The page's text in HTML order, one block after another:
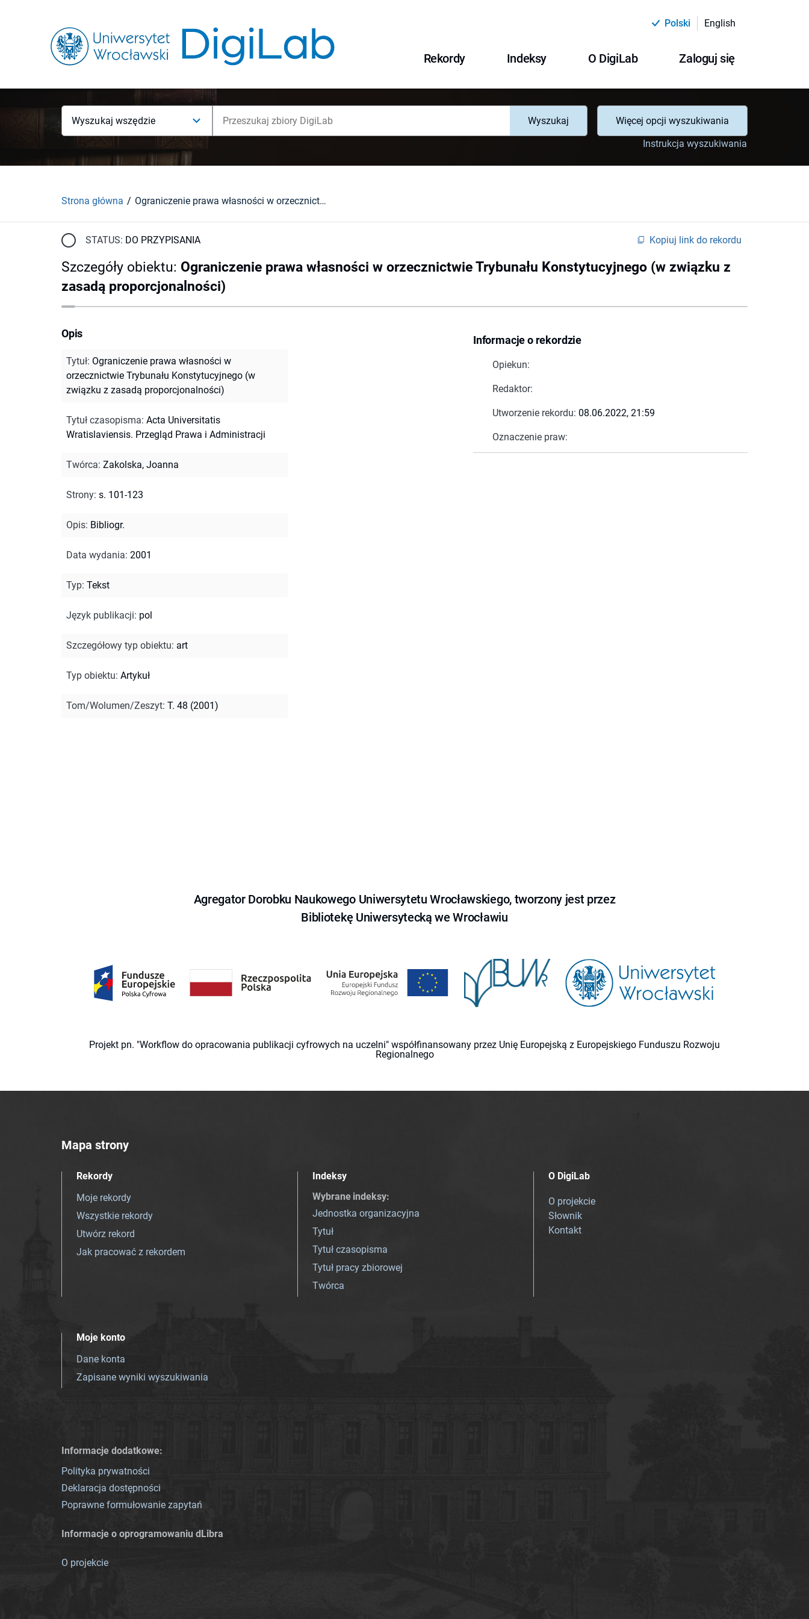
Polski English
Rekordy Indeksy O DigiLab Zaloguj się
Wyszukaj wszędzie Wyszukaj
Więcej opcji wyszukiwania
Instrukcja wyszukiwania
Strona główna Ograniczenie prawa własności w orzecznictwie Trybunału Konstytucyjnego (w związku z zasadą proporcjonalności)
STATUS: DO PRZYPISANIA Kopiuj link do rekordu
Szczegóły obiektu: Ograniczenie prawa własności w orzecznictwie Trybunału Konstytucyjnego (w związku z
zasadą proporcjonalności)
Informacje o rekordzie
Opiekun:
Redaktor:
Utworzenie rekordu: 08.06.2022, 21:59
Oznaczenie praw:
Opis
Tytuł: Ograniczenie prawa własności w
orzecznictwie Trybunału Konstytucyjnego (w
związku z zasadą proporcjonalności)
Tytuł czasopisma: Acta Universitatis
Wratislaviensis. Przegląd Prawa i Administracji
Twórca: Zakolska, Joanna
Strony: s. 101-123
Opis: Bibliogr.
Data wydania: 2001
Typ: Tekst
Język publikacji: pol
Szczegółowy typ obiektu: art
Typ obiektu: Artykuł
Tom/Wolumen/Zeszyt: T. 48 (2001)
Agregator Dorobku Naukowego Uniwersytetu Wrocławskiego, tworzony jest przez
Bibliotekę Uniwersytecką we Wrocławiu
Projekt pn. "Workflow do opracowania publikacji cyfrowych na uczelni" współfinansowany przez Unię Europejską z Europejskiego Funduszu Rozwoju
Regionalnego
Mapa strony
Rekordy
Moje rekordy
Wszystkie rekordy
Utwórz rekord
Jak pracować z rekordem
Indeksy
Wybrane indeksy:
Jednostka organizacyjna
Tytuł
Tytuł czasopisma
Tytuł pracy zbiorowej
Twórca
O DigiLab
O projekcie
Słownik
Kontakt
Moje konto
Dane konta
Zapisane wyniki wyszukiwania
Informacje dodatkowe:
Polityka prywatności
Deklaracja dostępności
Poprawne formułowanie zapytań
Informacje o oprogramowaniu dLibra
O projekcie